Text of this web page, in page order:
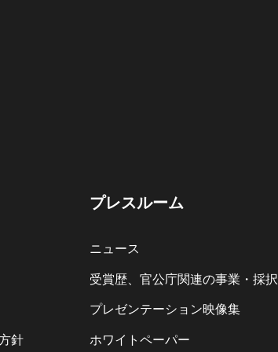
針
プレスルーム
ニュース
受賞歴、官公庁関連の事業・採択
プレゼンテーション映像集
ホワイトペーパー